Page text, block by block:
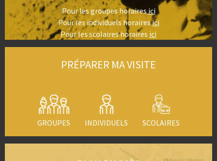
Pour les groupes horairesici
Pour les individuels horairesici
Pour les scolaires horaires ici
PRÉPARER MA VISITE
GROUPES INDIVIDUELS SCOLAIRES